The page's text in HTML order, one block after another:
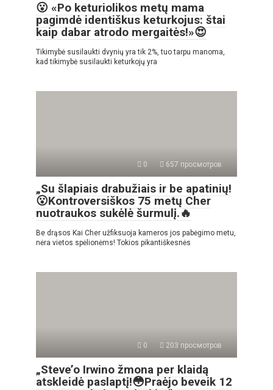
😮 «Po keturiolikos metų mama
pagimdė identiškus keturkojus: štai
kaip dabar atrodo mergaitės!»😍
Tikimybė susilaukti dvynių yra tik 2%, tuo tarpu manoma,
kad tikimybė susilaukti keturkojų yra
0 657 просмотров
„Su šlapiais drabužiais ir be apatinių!
😮Kontroversiškos 75 metų Cher
nuotraukos sukėlė šurmulį.🔥
Be drąsos Kai Cher užfiksuoja kameros jos pabėgimo metu,
nėra vietos spėlionėms! Tokios pikantiškesnės
0 203 просмотров
„Steve’o Irwino žmona per klaidą
atskleidė paslaptį!😳Praėjo beveik 12